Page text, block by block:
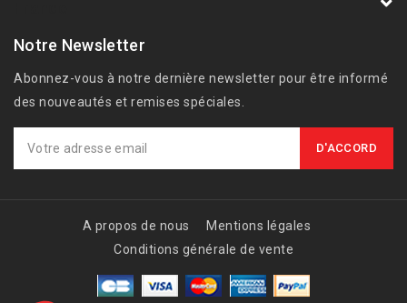
Notre Newsletter
Abonnez-vous à notre dernière newsletter pour être informé
des nouveautés et remises spéciales.
A propos de nous
Mentions légales
Conditions générale de vente